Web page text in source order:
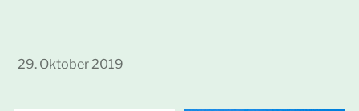
29. Oktober 2019